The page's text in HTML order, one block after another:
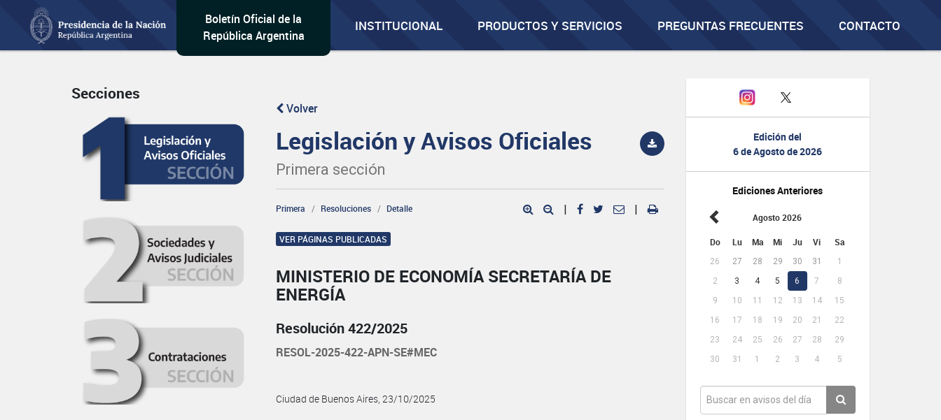
Boletín Oficial de la
República Argentina
INSTITUCIONAL PRODUCTOS Y SERVICIOS PREGUNTAS FRECUENTES CONTACTO
Edición del
6 de Agosto de 2026
Ediciones Anteriores
Agosto 2026
Do Lu Ma Mi Ju Vi Sa
26 27 28 29 30 31
1
2
3 4 5 6 7
8
9
10 11 12 13 14
15
16
17 18 19 20 21
22
23
24 25 26 27 28
29
30
31 1 2 3 4 5
Secciones
Volver
Legislación y Avisos Oficiales
Primera sección
Primera Resoluciones Detalle | |
VER PÁGINAS PUBLICADAS
MINISTERIO DE ECONOMÍA SECRETARÍA DE
ENERGÍA
Resolución 422/2025
RESOL-2025-422-APN-SE#MEC
Ciudad de Buenos Aires, 23/10/2025